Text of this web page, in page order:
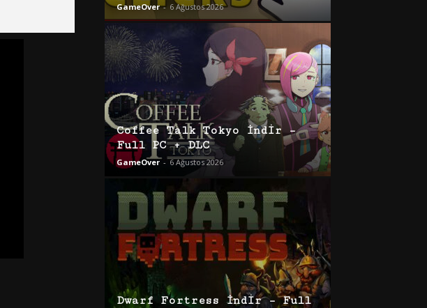
GameOver - 6 Ağustos 2026
Coffee Talk Tokyo İndir –
Full PC + DLC
GameOver - 6 Ağustos 2026
Dwarf Fortress İndir – Full